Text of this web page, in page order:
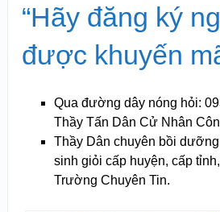
“Hãy đăng ký
được khuyến
Qua đường dây nóng hỏi:
Thầy Tấn Dân Cử Nhân
Thầy Dân chuyên bồi
sinh giỏi cấp huyện, cấp
Trường Chuyên Tin.